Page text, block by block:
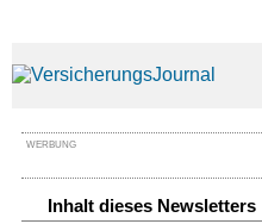
WERBUNG
Inhalt dieses Newsletters